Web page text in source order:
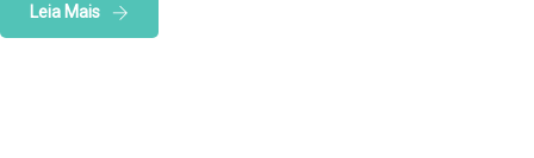
Leia Mais